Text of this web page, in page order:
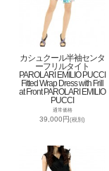
カシュクール半袖センタ
ーフリルタイト
PAROLARI EMILIO PUCCI
Fitted Wrap Dress with Frill
at Front PAROLARI EMILIO
PUCCI
通常価格
39,000円(税別)